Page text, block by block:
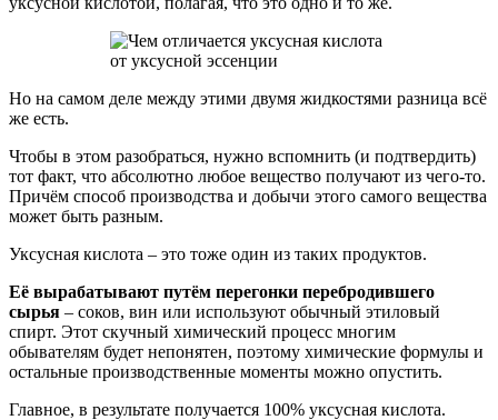
Но на самом деле между этими двумя жидкостями разница всё
же есть.
Чтобы в этом разобраться, нужно вспомнить (и подтвердить)
тот факт, что абсолютно любое вещество получают из чего-то.
Причём способ производства и добычи этого самого вещества
может быть разным.
Уксусная кислота – это тоже один из таких продуктов.
Её вырабатывают путём перегонки перебродившего
сырья – соков, вин или используют обычный этиловый
спирт. Этот скучный химический процесс многим
обывателям будет непонятен, поэтому химические формулы и
остальные производственные моменты можно опустить.
Главное, в результате получается 100% уксусная кислота.